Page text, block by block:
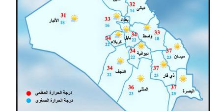
المرحلة المتوسطة
المرحلة الاعدادية